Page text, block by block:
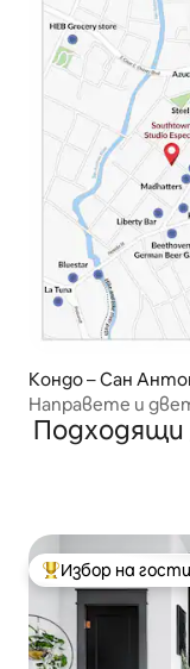
Кондо – Сан
Направете и
„Лакланд“ и
Подходящи
Най-популярен
Избор на